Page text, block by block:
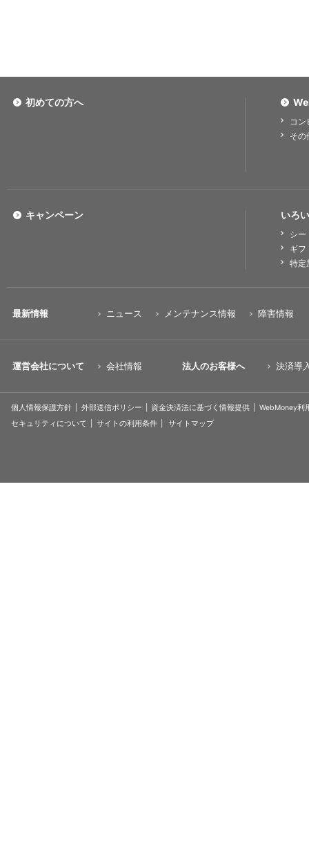
初めての方へ
コ
その
いろ
シー
ギフ
特定
キャンペーン
最新情報 ニュース メンテナンス情報 障害情報
運営会社について 会社情報 法人のお客様へ 決済導
個人情報保護方針 外部送信ポリシー 資金決済法に基づく情報提供
WebMoney利
セキュリティについて
サイトの利用条件 サイトマップ